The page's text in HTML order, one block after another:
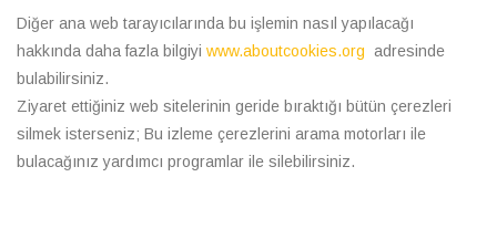
Diğer ana web tarayıcılarında bu işlemin nasıl yapılacağı
hakkında daha fazla bilgiyi www.aboutcookies.org adresinde
bulabilirsiniz.
Ziyaret ettiğiniz web sitelerinin geride bıraktığı bütün çerezleri
silmek isterseniz; Bu izleme çerezlerini arama motorları ile
bulacağınız yardımcı programlar ile silebilirsiniz.